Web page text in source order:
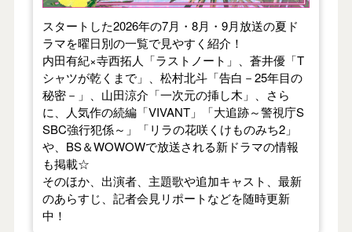
スタートした2026年の7月・8月・9月放送の夏ド
ラマを曜日別の一覧で見やすく紹介！
内田有紀×寺西拓人「ラストノート」、蒼井優「T
シャツが乾くまで」、松村北斗「告白－25年目の
秘密－」、山田涼介「一次元の挿し木」、さら
に、人気作の続編「VIVANT」「大追跡～警視庁S
SBC強行犯係～」「リラの花咲くけものみち2」
や、BS＆WOWOWで放送される新ドラマの情報
も掲載☆
そのほか、出演者、主題歌や追加キャスト、最新
のあらすじ、記者会見リポートなどを随時更新
中！